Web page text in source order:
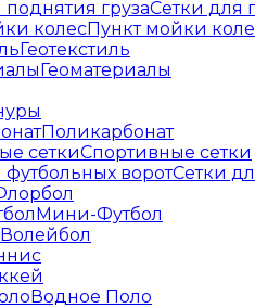
Сетки для
Пункт мойки
Геотекстиль
Геоматериалы
Поликарбонат
Спортивные сетки
Сетки
Мини-Футбол
Волейбол
Водное Поло